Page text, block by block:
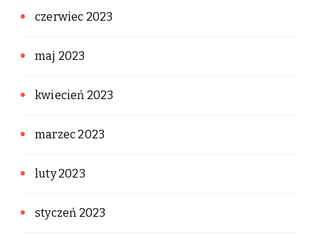
czerwiec 2023
maj 2023
kwiecień 2023
marzec 2023
luty 2023
styczeń 2023